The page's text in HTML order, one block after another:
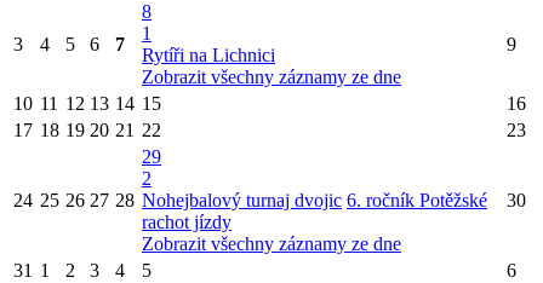
3 4 5 6 7
8
1
Rytíři na Lichnici
Zobrazit všechny záznamy ze dne
9
10 11 12 13 14 15
16
17 18 19 20 21 22 23
24 25 26 27 28
29
2
Nohejbalový turnaj dvojic 6. ročník Potěžské
rachot jízdy
Zobrazit všechny záznamy ze dne
30
31 1 2 3 4 5 6